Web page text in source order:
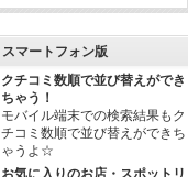
スマートフォン版
クチコミ数順で並び替えができ
ちゃう！
モバイル端末での検索結果もク
チコミ数順で並び替えができち
ゃうよ☆
お気に入りのお店・スポットリ